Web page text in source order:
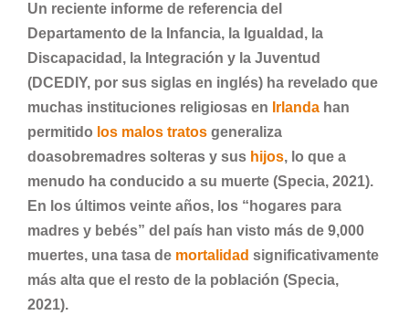
Un reciente informe de referencia del
Departamento de la Infancia, la Igualdad, la
Discapacidad, la Integración y la Juventud
(DCEDIY, por sus siglas en inglés) ha revelado que
muchas instituciones religiosas en Irlanda han
permitido los malos tratos generaliza
doasobremadres solteras y sus hijos, lo que a
menudo ha conducido a su muerte (Specia, 2021).
En los últimos veinte años, los “hogares para
madres y bebés” del país han visto más de 9,000
muertes, una tasa de mortalidad significativamente
más alta que el resto de la población (Specia,
2021).